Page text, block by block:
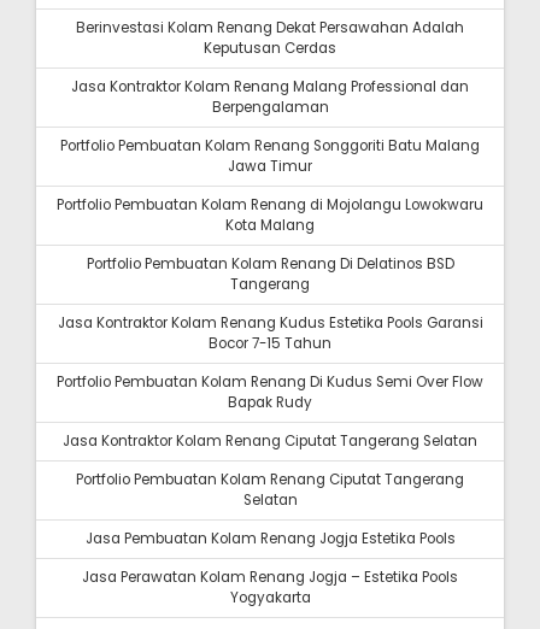
Berinvestasi Kolam Renang Dekat Persawahan Adalah
Keputusan Cerdas
Jasa Kontraktor Kolam Renang Malang Professional dan
Berpengalaman
Portfolio Pembuatan Kolam Renang Songgoriti Batu Malang
Jawa Timur
Portfolio Pembuatan Kolam Renang di Mojolangu Lowokwaru
Kota Malang
Portfolio Pembuatan Kolam Renang Di Delatinos BSD
Tangerang
Jasa Kontraktor Kolam Renang Kudus Estetika Pools Garansi
Bocor 7-15 Tahun
Portfolio Pembuatan Kolam Renang Di Kudus Semi Over Flow
Bapak Rudy
Jasa Kontraktor Kolam Renang Ciputat Tangerang Selatan
Portfolio Pembuatan Kolam Renang Ciputat Tangerang
Selatan
Jasa Pembuatan Kolam Renang Jogja Estetika Pools
Jasa Perawatan Kolam Renang Jogja – Estetika Pools
Yogyakarta